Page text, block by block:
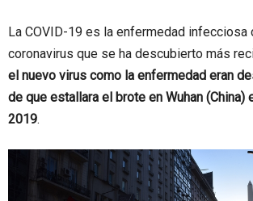
La COVID-19 es la enfermedad infecciosa
coronavirus que se ha descubierto más
el nuevo virus como la enfermedad eran
de que estallara el brote en Wuhan (China)
2019.